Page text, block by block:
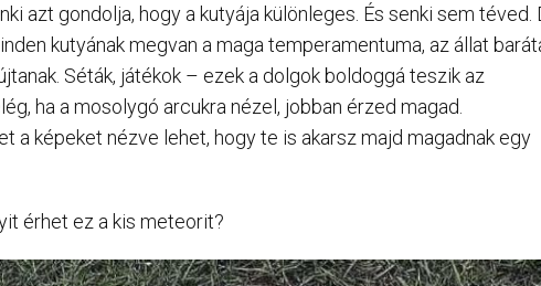
azt gondolja, hogy a kutyája különleges. És senki sem téved.
kutyának megvan a maga temperamentuma, az állat
Séták, játékok – ezek a dolgok boldoggá teszik az
ha a mosolygó arcukra nézel, jobban érzed magad.
a képeket nézve lehet, hogy te is akarsz majd magadnak egy
érhet ez a kis meteorit?